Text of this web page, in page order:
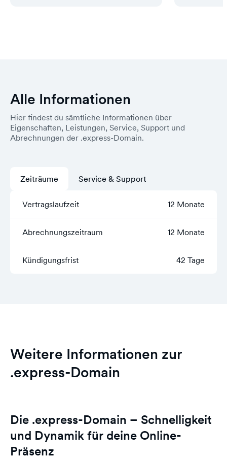
Alle Informationen
Hier findest du sämtliche Informationen über
Eigenschaften, Leistungen, Service, Support und
Abrechnungen der .express-Domain.
Zeiträume
Vertragslaufzeit 12 Monate
Abrechnungszeitraum 12 Monate
Kündigungsfrist 42 Tage
Service & Support
Weitere Informationen zur
.express-Domain
Die .express-Domain – Schnelligkeit
und Dynamik für deine Online-
Präsenz